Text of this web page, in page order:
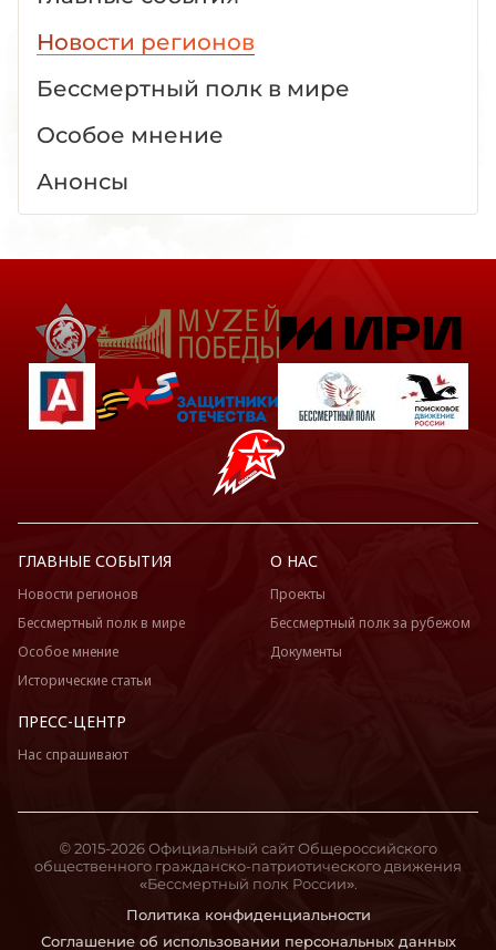
Новости регионов
Бессмертный полк в мире
Особое мнение
Анонсы
ГЛАВНЫЕ СОБЫТИЯ
Новости регионов
Бессмертный полк в мире
Особое мнение
Исторические статьи
О НАС
Проекты
Бессмертный полк за рубежом
Документы
ПРЕСС-ЦЕНТР
Нас спрашивают
Политика конфиденциальности
Соглашение об использовании персональных данных
© 2015-2026 Официальный сайт Общероссийского
общественного гражданско-патриотического движения
«Бессмертный полк России».